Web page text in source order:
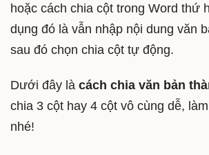
hoặc cách chia cột trong Word thứ
dụng đó là vẫn nhập nội dung văn
sau đó chọn chia cột tự động.
Dưới đây là cách chia văn bản
chia 3 cột hay 4 cột vô cùng dễ,
nhé!